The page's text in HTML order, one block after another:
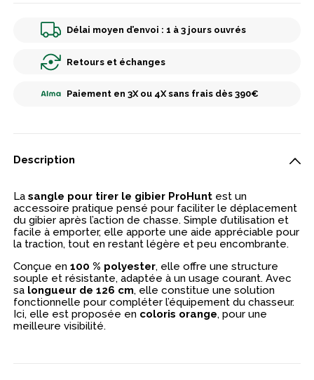
Délai moyen d’envoi : 1 à 3 jours ouvrés
Retours et échanges
Paiement en 3X ou 4X sans frais dès 390€
Description
Lasangle pour tirer le gibier ProHunt est un
accessoire pratique pensé pour faciliter le déplacement
du gibier après l’action de chasse. Simple d’utilisation et
facile à emporter, elle apporte une aide appréciable pour
la traction, tout en restant légère et peu encombrante.
Conçue en100 % polyester, elle offre une structure
souple et résistante, adaptée à un usage courant. Avec
sa longueur de 126 cm, elle constitue une solution
fonctionnelle pour compléter l’équipement du chasseur.
Ici, elle est proposée en coloris orange, pour une
meilleure visibilité.